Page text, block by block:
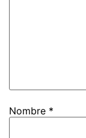
Nombre *